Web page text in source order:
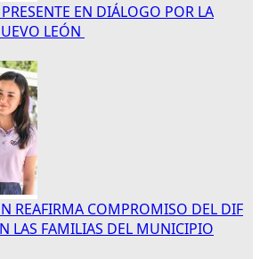
PRESENTE EN DIÁLOGO POR LA
LEÓN
REAFIRMA COMPROMISO DEL DIF
LAS FAMILIAS DEL MUNICIPIO